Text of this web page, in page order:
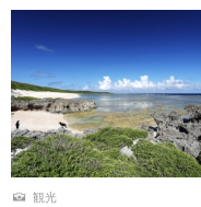
観光